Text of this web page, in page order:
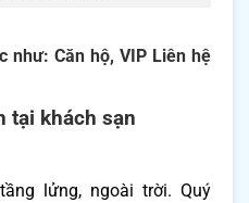
như: Căn hộ, VIP Liên hệ
tại khách sạn
lửng, ngoài trời. Quý